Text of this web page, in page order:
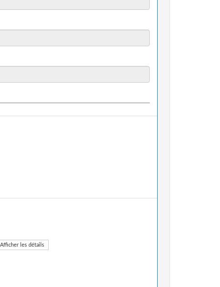
Afficher les détails